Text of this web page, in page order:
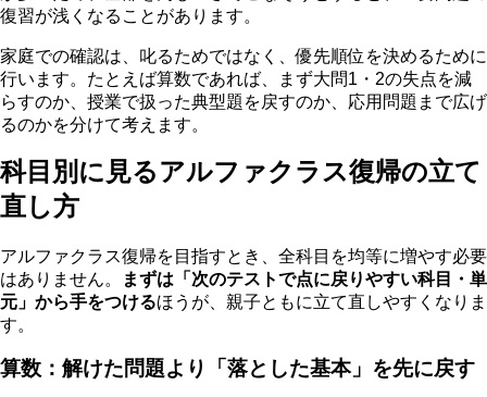
復習が浅くなることがあります。
家庭での確認は、叱るためではなく、優先順位を決めるために
行います。たとえば算数であれば、まず大問1・2の失点を減
らすのか、授業で扱った典型題を戻すのか、応用問題まで広げ
るのかを分けて考えます。
科目別に見るアルファクラス復帰の立て
直し方
アルファクラス復帰を目指すとき、全科目を均等に増やす必要
はありません。
まずは「次のテストで点に戻りやすい科目・単
元」から手をつけるほうが、親子ともに立て直しやすくなりま
す。
算数：解けた問題より「落とした基本」を先に戻す